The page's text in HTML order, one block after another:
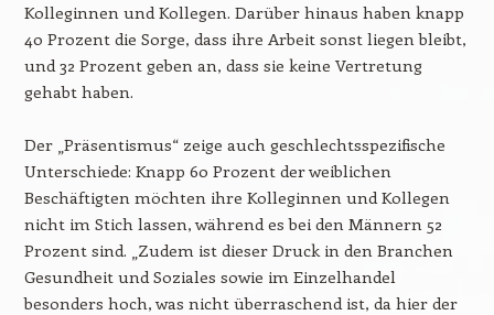
Kolleginnen und Kollegen. Darüber hinaus haben knapp
40 Prozent die Sorge, dass ihre Arbeit sonst liegen bleibt,
und 32 Prozent geben an, dass sie keine Vertretung
gehabt haben.
Der „Präsentismus“ zeige auch geschlechtsspezifische
Unterschiede: Knapp 60 Prozent der weiblichen
Beschäftigten möchten ihre Kolleginnen und Kollegen
nicht im Stich lassen, während es bei den Männern 52
Prozent sind. „Zudem ist dieser Druck in den Branchen
Gesundheit und Soziales sowie im Einzelhandel
besonders hoch, was nicht überraschend ist, da hier der